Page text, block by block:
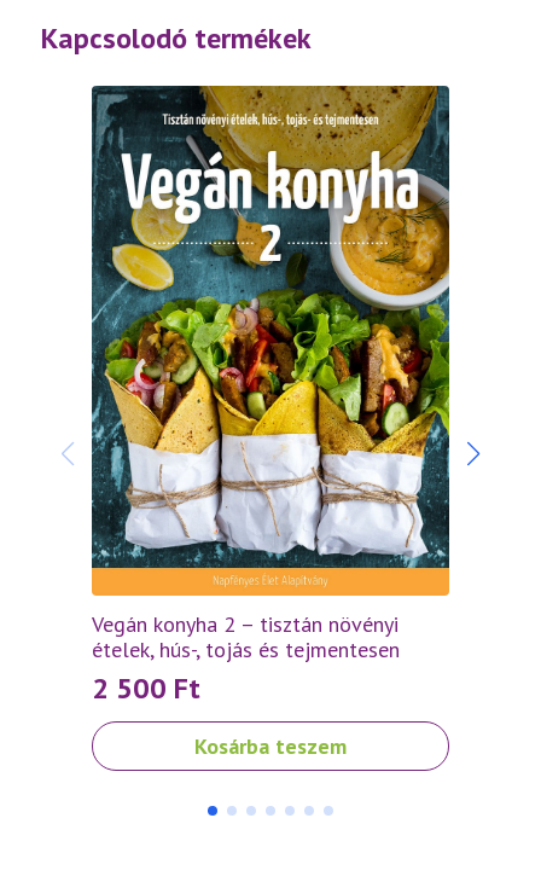
Kapcsolodó termékek
Vegán konyha 2 – tisztán növényi
ételek, hús-, tojás és tejmentesen
2 500 Ft
Kosárba teszem